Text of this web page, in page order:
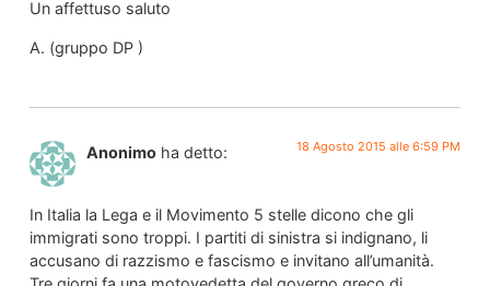
Un affettuso saluto
A. (gruppo DP )
Anonimo ha detto: 18 Agosto 2015 alle 6:59 PM
In Italia la Lega e il Movimento 5 stelle dicono che gli
immigrati sono troppi. I partiti di sinistra si indignano, li
accusano di razzismo e fascismo e invitano all’umanità.